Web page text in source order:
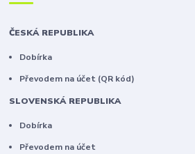
ČESKÁ REPUBLIKA
Dobírka
Převodem na účet (QR kód)
SLOVENSKÁ REPUBLIKA
Dobírka
Převodem na účet